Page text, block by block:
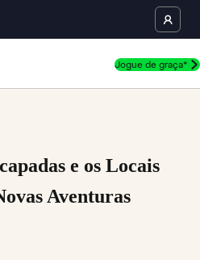
Jogue de graça*
e os Locais
Aventuras